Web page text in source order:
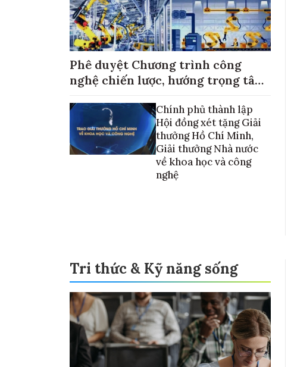
Phê duyệt Chương trình công
nghệ chiến lược, hướng trọng tâm
Chính phủ thành lập
Hội đồng xét tặng Giải
thưởng Hồ Chí Minh,
Giải thưởng Nhà nước
về khoa học và công
nghệ
Tri thức & Kỹ năng sống